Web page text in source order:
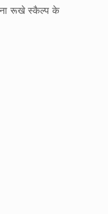
रूखे स्कैल्प के